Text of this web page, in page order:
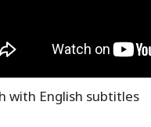
with English subtitles